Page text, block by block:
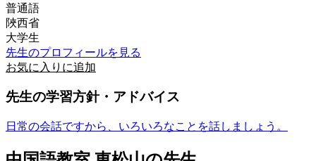
普通語
陜西省
大学生
先生のプロフィールを見る
お気に入りに追加
先生の学習方針・アドバイス
日常の会話ですから、いろいろなことを話しましょう。